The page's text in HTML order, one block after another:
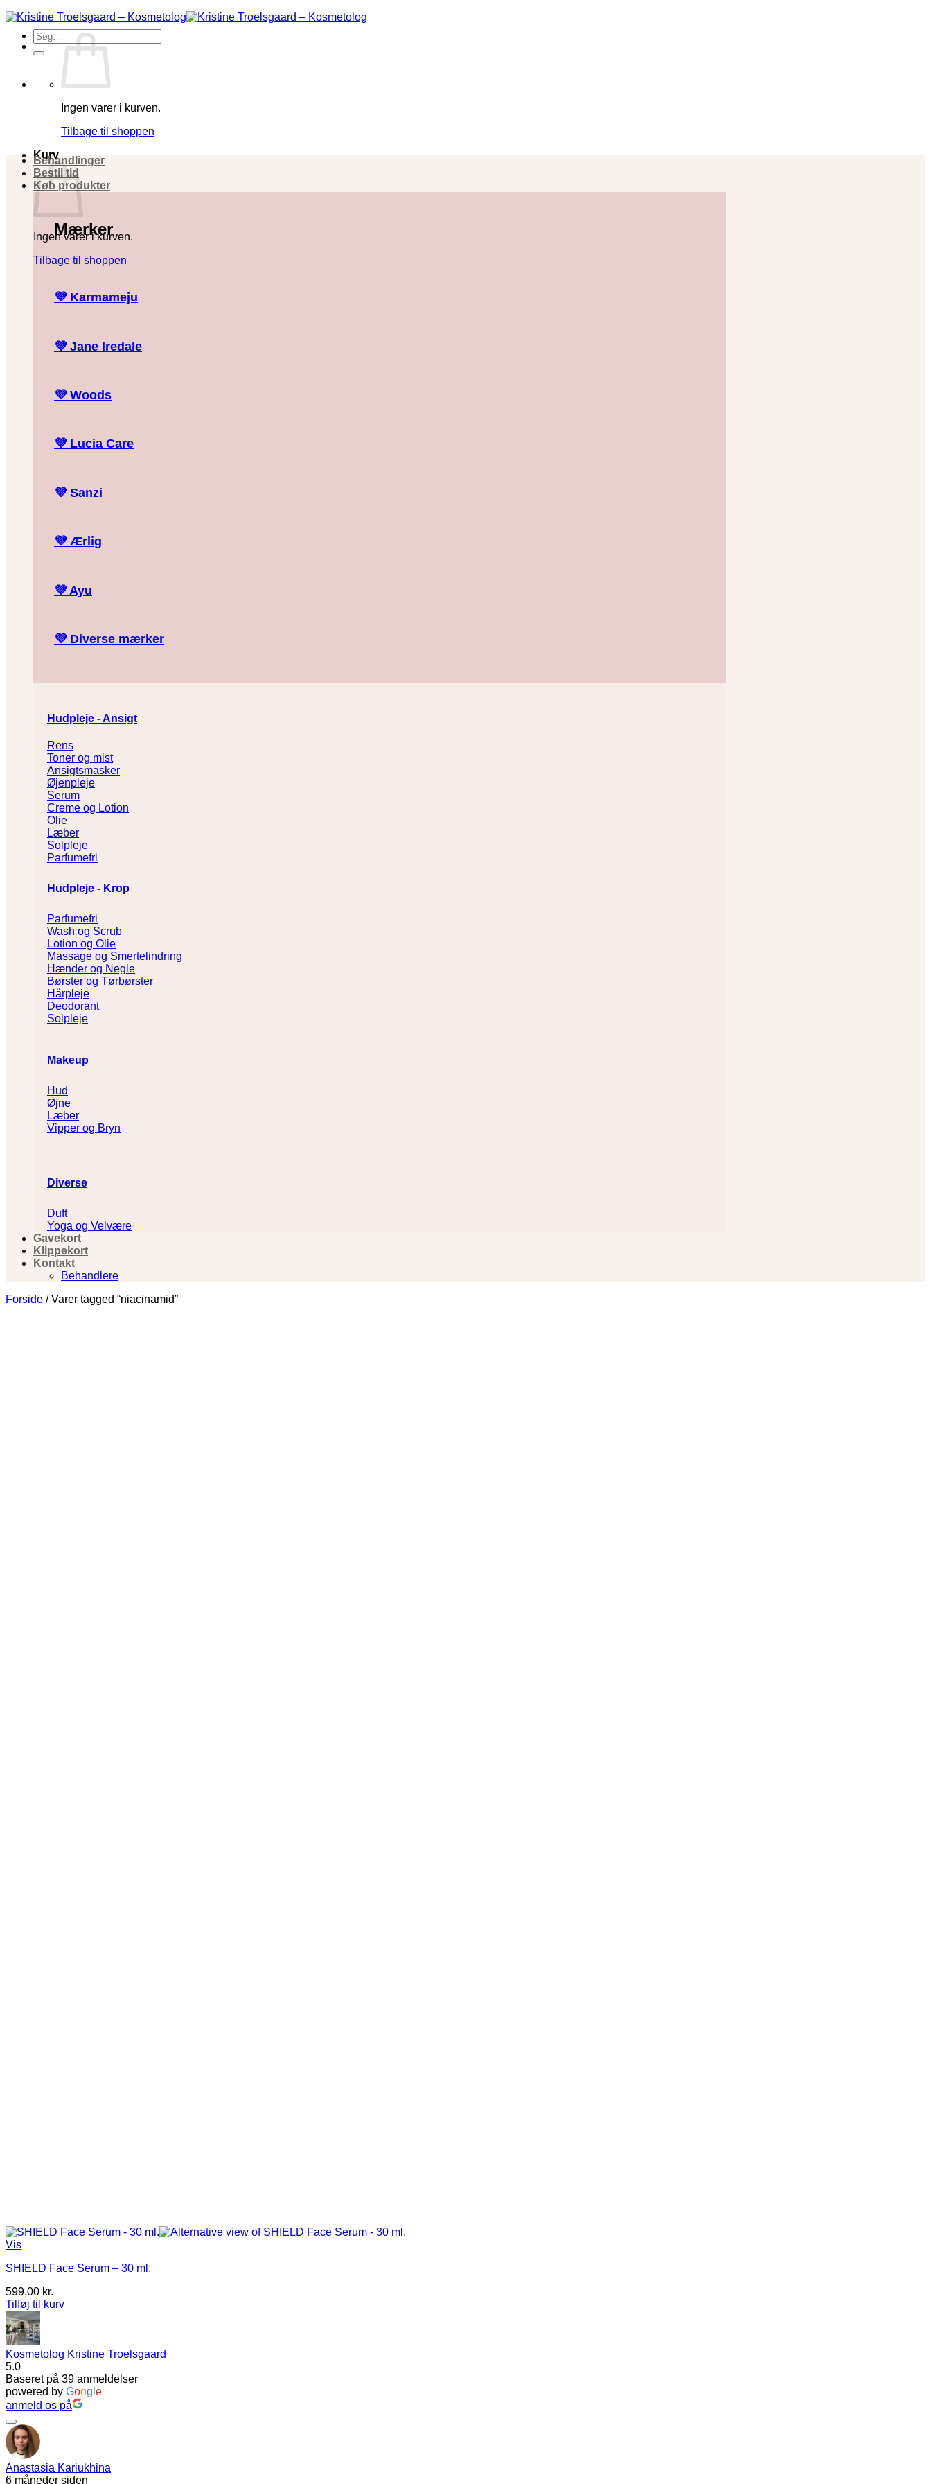
Fortsæt
til
indholdSøg
efter:
Ingen varer i kurven.
Tilbage til shoppen
Kurv
Ingen varer i kurven.
Tilbage til shoppen
Behandlinger
Bestil tid
Køb produkter
Mærker
💜 Karmameju
💜 Jane Iredale
💜 Woods
💜 Lucia Care
💜 Sanzi
💜 Ærlig
💜 Ayu
💜 Diverse mærker
Hudpleje - Ansigt
Rens
Toner og mist
Ansigtsmasker
Øjenpleje
Serum
Creme og Lotion
Olie
Læber
Solpleje
Parfumefri
Hudpleje - Krop
Parfumefri
Wash og Scrub
Lotion og Olie
Massage og Smertelindring
Hænder og Negle
Børster og Tørbørster
Hårpleje
Deodorant
Solpleje
Makeup
Hud
Øjne
Læber
Vipper og Bryn
Diverse
Duft
Yoga og Velvære
Gavekort
Klippekort
Kontakt
Behandlere
Forside / Varer tagged “niacinamid”
Vis
SHIELD Face Serum – 30 ml.
599,00 kr.
Tilføj til kurv
Kosmetolog Kristine Troelsgaard
5.0
Baseret på 39 anmeldelser
powered by Goog e
anmeld os på
Anastasia Kariukhina
6 måneder siden